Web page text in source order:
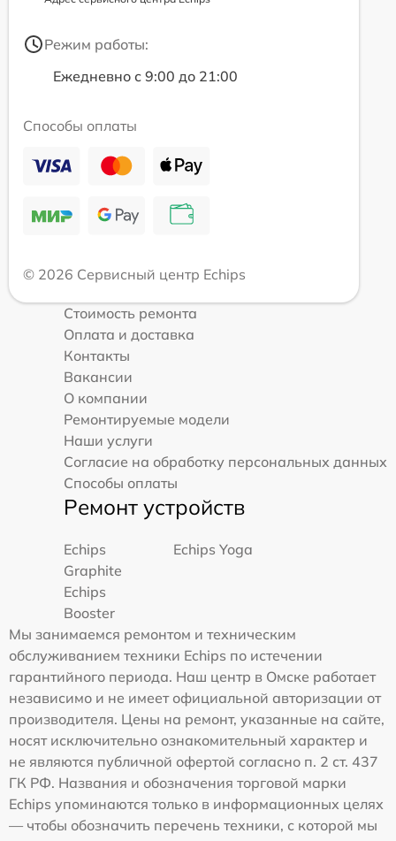
Режим работы:
Ежедневно с 9:00 до 21:00
Способы оплаты
© 2026 Сервисный центр Echips
Стоимость ремонта
Оплата и доставка
Контакты
Вакансии
О компании
Ремонтируемые модели
Наши услуги
Согласие на обработку персональных данных
Способы оплаты
Ремонт устройств
Echips
Graphite
Echips Yoga
Echips
Booster
Мы занимаемся ремонтом и техническим
обслуживанием техники Echips по истечении
гарантийного периода. Наш центр в Омске работает
независимо и не имеет официальной авторизации от
производителя. Цены на ремонт, указанные на сайте,
носят исключительно ознакомительный характер и
не являются публичной офертой согласно п. 2 ст. 437
ГК РФ. Названия и обозначения торговой марки
Echips упоминаются только в информационных целях
— чтобы обозначить перечень техники, с которой мы